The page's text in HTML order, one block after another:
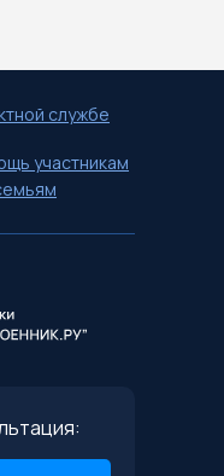
службе
участникам